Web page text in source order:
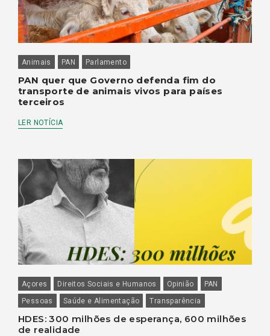
Animais PAN Parlamento
PAN quer que Governo defenda fim do
transporte de animais vivos para países
terceiros
LER NOTÍCIA
Açores Direitos Sociais e Humanos Opinião
PAN
Pessoas
Saúde e Alimentação Transparência
HDES: 300 milhões de esperança, 600 milhões
de realidade